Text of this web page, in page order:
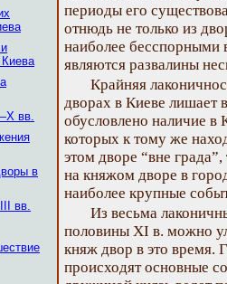
Киева
вв.
в
вв.
периоды его
отнюдь не только из
наиболее бесспорными
являются развалины
Крайняя
дворах в Киеве лишает
обусловлено наличие в
которых к тому же
этом дворе “вне
на княжом дворе в
наиболее крупные
Из весьма
половины XI в. можно
княж двор в это время.
происходят основные